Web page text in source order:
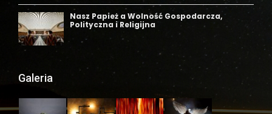
Galeria